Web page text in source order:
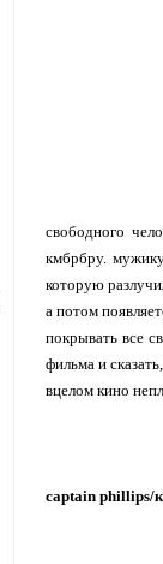
свободного
кмбрбру.
которую
а потом
покрывать все
фильма и
вцелом кино
captain phillips/